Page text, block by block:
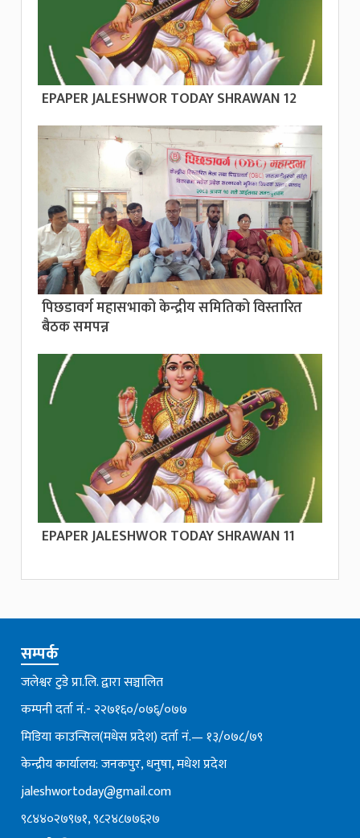
EPAPER JALESHWOR TODAY SHRAWAN 12
पिछडावर्ग महासभाको केन्द्रीय समितिको विस्तारित
बैठक समपन्न
EPAPER JALESHWOR TODAY SHRAWAN 11
सम्पर्क
जलेश्वर टुडे प्रा.लि. द्वारा सञ्चालित
कम्पनी दर्ता नं.- २२७१६०/०७६्/०७७
मिडिया काउन्सिल(मधेस प्रदेश) दर्ता नं.— १३/०७८/७९
केन्द्रीय कार्यालय: जनकपुर, धनुषा, मधेश प्रदेश
jaleshwortoday@gmail.com
९८४४०२७९७१, ९८२४८७७६२७